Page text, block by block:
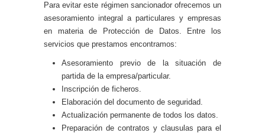
Para evitar este régimen sancionador ofrecemos un
asesoramiento integral a particulares y empresas
en materia de Protección de Datos. Entre los
servicios que prestamos encontramos:
Asesoramiento previo de la situación de
partida de la empresa/particular.
Inscripción de ficheros.
Elaboración del documento de seguridad.
Actualización permanente de todos los datos.
Preparación de contratos y clausulas para el